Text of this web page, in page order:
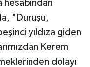
hesabından
"Duruşu,
yıldıza giden
Kerem
dolayı